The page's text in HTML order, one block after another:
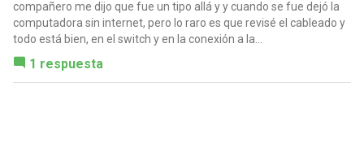
compañero me dijo que fue un tipo allá y y cuando se fue dejó la
computadora sin internet, pero lo raro es que revisé el cableado y
todo está bien, en el switch y en la conexión a la...
1 respuesta